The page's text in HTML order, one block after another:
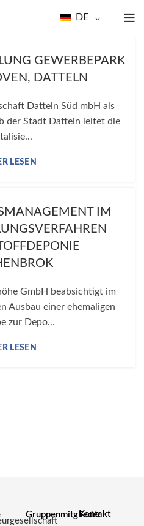
DE
GEWERBEPARK
DATTELN
Datteln Süd mbH als
der Stadt Datteln leitet die
IM
GmbH beabsichtigt im
Ausbau einer ehemaligen
zur Depo...
Gruppenmitglieder
Kontakt